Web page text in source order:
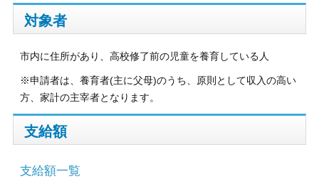
対象者
市内に住所があり、高校修了前の児童を養育している人
※申請者は、養育者(主に父母)のうち、原則として収入の高い
方、家計の主宰者となります。
支給額
支給額一覧